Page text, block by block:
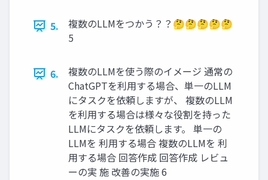
5.
複数のLLMをつかう？？🤔🤔🤔🤔🤔
5
6.
複数のLLMを使う際のイメージ 通常の
ChatGPTを利⽤する場合、単⼀のLLM
にタスクを依頼しますが、 複数のLLM
を利⽤する場合は様々な役割を持った
LLMにタスクを依頼します。 単一の
LLMを 利用する場合 複数のLLMを 利
用する場合 回答作成 回答作成 レビュ
ーの実 施 改善の実施 6